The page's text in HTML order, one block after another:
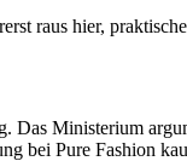
raus hier,
Das Ministerium
bei Pure Fashion